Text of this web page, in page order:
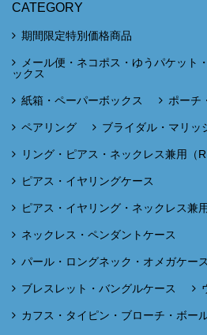
CATEGORY
期間限定特別価格商品
メール便・ネコポス・ゆうパケット
ックス
紙箱・ペーパーボックス ポーチ
ペアリング ブライダル・マリッ
リング・ピアス・ネックレス兼用（
ピアス・イヤリングケース
ピアス・イヤリング・ネックレス兼
ネックレス・ペンダントケース
パール・ロングネック・オメガケース
ブレスレット・バングルケース
カフス・タイピン・ブローチ・ボー